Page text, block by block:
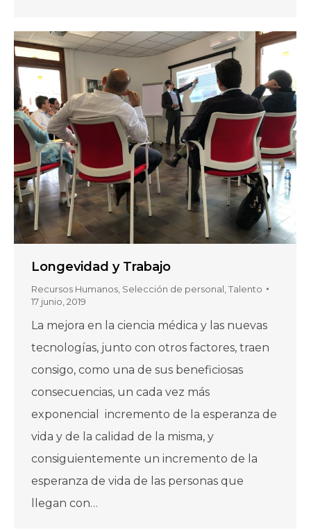
Longevidad y Trabajo
Recursos Humanos Selección de personal Talento
17 junio, 2019
La mejora en la ciencia médica y las nuevas
tecnologías, junto con otros factores, traen
consigo, como una de sus beneficiosas
consecuencias, un cada vez más
exponencial incremento de la esperanza de
vida y de la calidad de la misma, y
consiguientemente un incremento de la
esperanza de vida de las personas que
llegan con…